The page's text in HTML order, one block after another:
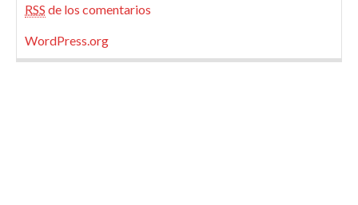
RSS de los comentarios
WordPress.org